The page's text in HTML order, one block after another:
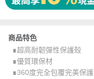
商品特色
∎超高耐韌彈性保護殼
∎優質環保材
∎360度完全包覆完美保護